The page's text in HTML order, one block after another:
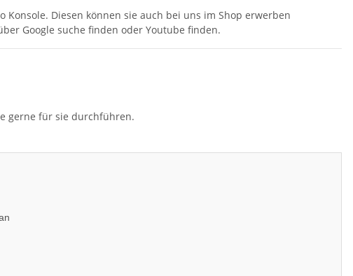
Diesen können sie auch bei uns im Shop erwerben
Google suche finden oder Youtube finden.
gerne für sie durchführen.